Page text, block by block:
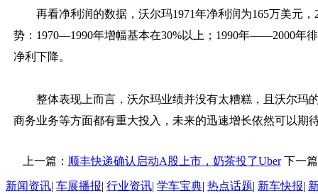
再看净利润的数据，沃尔玛1971年净利润为165万美元
势：1970—1990年增幅基本在30%以上；1990年——2000年
净利下降。
整体表现上而言，沃尔玛业绩并没有太糟糕，且沃尔玛
商务业务等方面都有重大投入，未来的迅速增长依然可以期
上一篇： 顺丰快递确认启动A股上市，奶茶投了Uber下一
新闻资讯| 车展播报| 行业资讯| 学车宝典| 热点话题| 新车快报|